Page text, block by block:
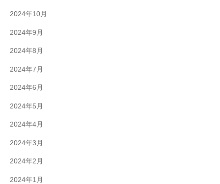
2024年10月
2024年9月
2024年8月
2024年7月
2024年6月
2024年5月
2024年4月
2024年3月
2024年2月
2024年1月